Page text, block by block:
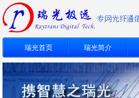
瑞光首页 瑞光简介